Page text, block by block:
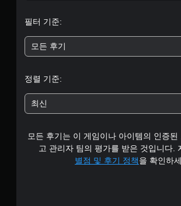
필터 기준:
모든 후기
정렬 기준:
최신
모든 후기는 이 게임이나 아이템의 인증
고 관리자 팀의 평가를 받은 것입니다.
별점 및 후기 정책을 확인하